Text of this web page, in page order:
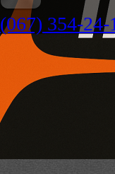
(067) 354-24-